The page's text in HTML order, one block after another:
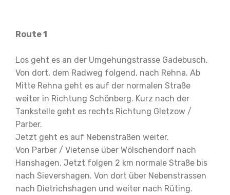
Route 1
Los geht es an der Umgehungstrasse Gadebusch.
Von dort, dem Radweg folgend, nach Rehna. Ab
Mitte Rehna geht es auf der normalen Straße
weiter in Richtung Schönberg. Kurz nach der
Tankstelle geht es rechts Richtung Gletzow /
Parber.
Jetzt geht es auf Nebenstraßen weiter.
Von Parber / Vietense über Wölschendorf nach
Hanshagen. Jetzt folgen 2 km normale Straße bis
nach Sievershagen. Von dort über Nebenstrassen
nach Dietrichshagen und weiter nach Rüting.